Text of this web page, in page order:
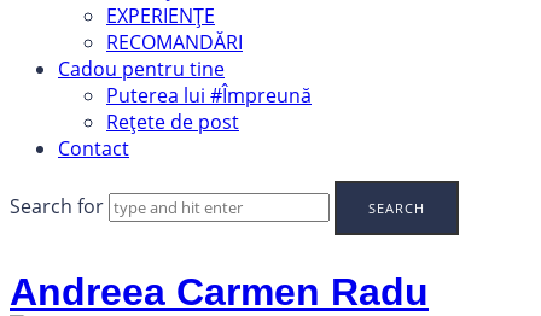
EXPERIENȚE
RECOMANDĂRI
Cadou pentru tine
Puterea lui #Împreună
Rețete de post
Contact
Search for
Andreea Carmen Radu